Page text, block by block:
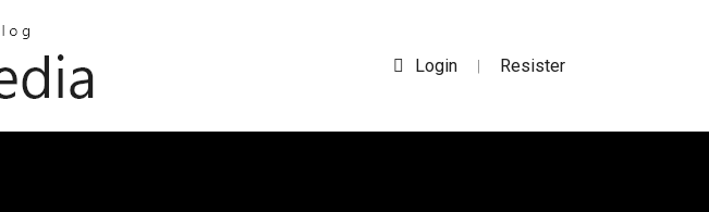
Login | Resister